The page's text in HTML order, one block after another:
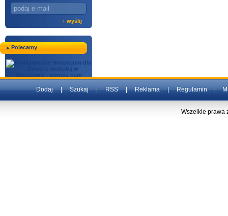
+ wyślij
Polecamy
Dodaj|Szukaj|RSS|Reklama|Regulamin|
Wszelkie prawa